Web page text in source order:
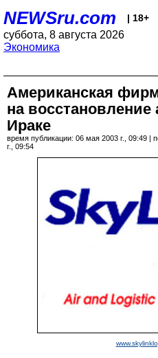
NEWSru.com | 18+
суббота, 8 августа 2026
Экономика
Американская
на восстановление
Ираке
время публикации: 06 мая 2003 г., 09:49 |
г., 09:54